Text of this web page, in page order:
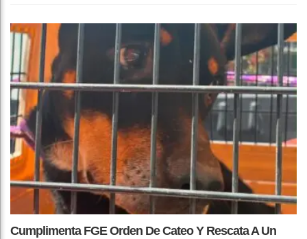
Cumplimenta FGE Orden De Cateo Y Rescata A Un